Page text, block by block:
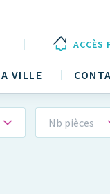
VILLE
ACCÈS
Nb pièces